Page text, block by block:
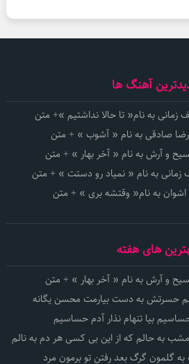
آهنگ ها
به نام« تا حالا نداشتیم »+ متن
رضا صادقی به نام « آشوب » + متن
و آرش به نام « آخر بهار » + متن
زمانی به نام « نمیاد رو دستت » + متن
اشوان به نام« وقتشه بری » + متن
های هفته
و آرش به نام « آخر بهار » + متن
حسرتش به دست بیارمت محسن یگانه
بیا تنهام نذار آدم حساسیم
به حالم که از این بی کسی هر دم به نالم
به گلمون گرگ بعد رفتن تو برمون مرد